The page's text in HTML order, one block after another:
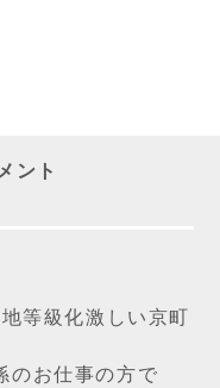
ント
等級化激しい京町
のお仕事の方で